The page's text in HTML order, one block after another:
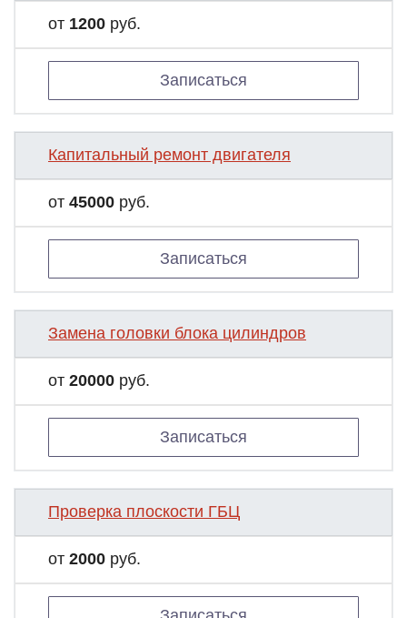
от 1200 руб.
Записаться
Капитальный ремонт двигателя
от 45000 руб.
Записаться
Замена головки блока цилиндров
от 20000 руб.
Записаться
Проверка плоскости ГБЦ
от 2000 руб.